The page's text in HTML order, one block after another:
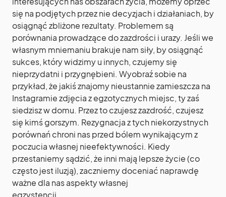
się na podjętych przez nie decyzjach i działaniach, by
osiągnąć zbliżone rezultaty. Problemem są
porównania prowadzące do zazdrości i urazy. Jeśli we
własnym mniemaniu brakuje nam siły, by osiągnąć
sukces, który widzimy u innych, czujemy się
nieprzydatni i przygnębieni. Wyobraź sobie na
przykład, że jakiś znajomy nieustannie zamieszcza na
Instagramie zdjęcia z egzotycznych miejsc, ty zaś
siedzisz w domu. Przez to czujesz zazdrość, czujesz
się kimś gorszym. Rezygnacja z tych niekorzystnych
porównań chroni nas przed bólem wynikającym z
poczucia własnej nieefektywności. Kiedy
przestaniemy sądzić, że inni mają lepsze życie (co
często jest iluzją), zaczniemy doceniać naprawdę
ważne dla nas aspekty własnej
egzystencji.